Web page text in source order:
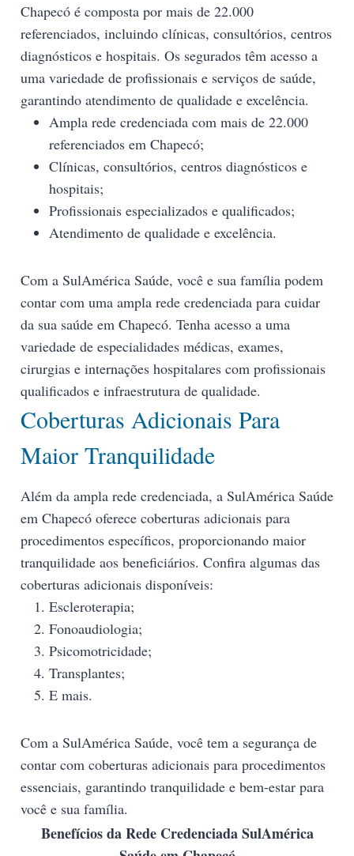
Chapecó é composta por mais de 22.000
referenciados, incluindo clínicas, consultórios, centros
diagnósticos e hospitais. Os segurados têm acesso a
uma variedade de profissionais e serviços de saúde,
garantindo atendimento de qualidade e excelência.
Ampla rede credenciada com mais de 22.000
referenciados em Chapecó;
Clínicas, consultórios, centros diagnósticos e
hospitais;
Profissionais especializados e qualificados;
Atendimento de qualidade e excelência.
Com a SulAmérica Saúde, você e sua família podem
contar com uma ampla rede credenciada para cuidar
da sua saúde em Chapecó. Tenha acesso a uma
variedade de especialidades médicas, exames,
cirurgias e internações hospitalares com profissionais
qualificados e infraestrutura de qualidade.
Coberturas Adicionais Para
Maior Tranquilidade
Além da ampla rede credenciada, a SulAmérica Saúde
em Chapecó oferece coberturas adicionais para
procedimentos específicos, proporcionando maior
tranquilidade aos beneficiários. Confira algumas das
coberturas adicionais disponíveis:
Escleroterapia;
Fonoaudiologia;
Psicomotricidade;
Transplantes;
E mais.
Com a SulAmérica Saúde, você tem a segurança de
contar com coberturas adicionais para procedimentos
essenciais, garantindo tranquilidade e bem-estar para
você e sua família.
Benefícios da Rede Credenciada SulAmérica